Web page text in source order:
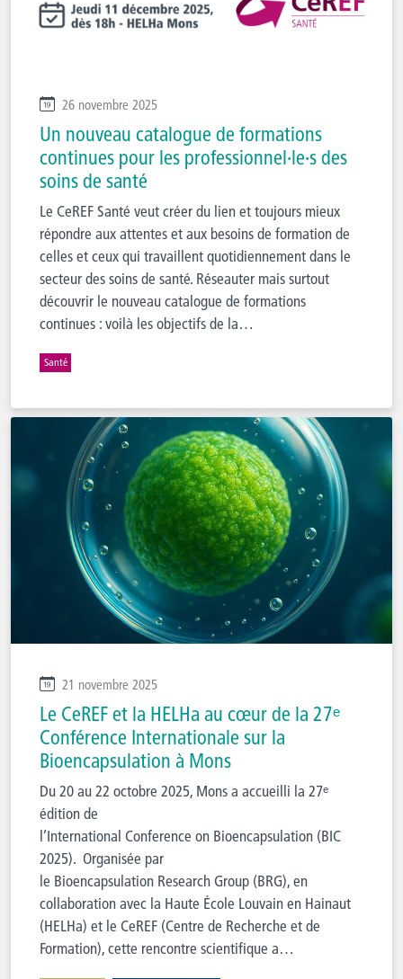
26 novembre 2025
Un nouveau catalogue de formations
continues pour les professionnel·le·s des
soins de santé
Le CeREF Santé veut créer du lien et toujours mieux
répondre aux attentes et aux besoins de formation de
celles et ceux qui travaillent quotidiennement dans le
secteur des soins de santé. Réseauter mais surtout
découvrir le nouveau catalogue de formations
continues : voilà les objectifs de la…
Santé
21 novembre 2025
Le CeREF et la HELHa au cœur de la 27ᵉ
Conférence Internationale sur la
Bioencapsulation à Mons
Du 20 au 22 octobre 2025, Mons a accueilli la 27ᵉ
édition de
l’International Conference on Bioencapsulation (BIC
2025). Organisée par
le Bioencapsulation Research Group (BRG), en
collaboration avec la Haute École Louvain en Hainaut
(HELHa) et le CeREF (Centre de Recherche et de
Formation), cette rencontre scientifique a…